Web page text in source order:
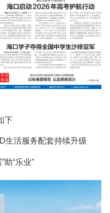
下
生活服务配套持续升级
助“乐业”